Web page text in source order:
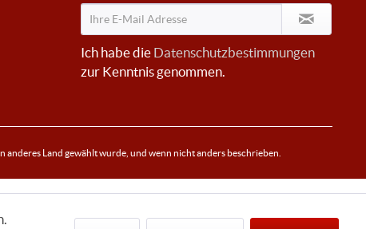
Ich habe die Datenschutzbestimmungen
zur Kenntnis genommen.
Land gewählt wurde, und wenn nicht anders beschrieben.